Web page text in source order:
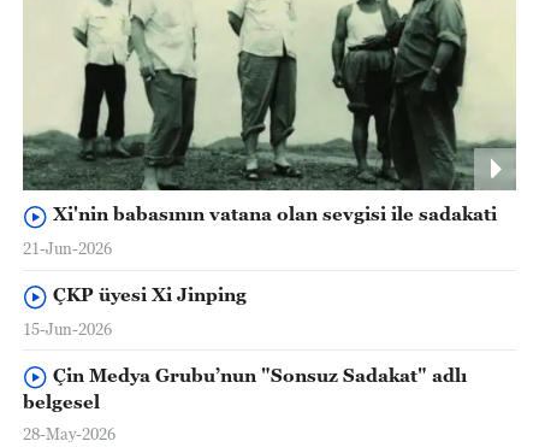
Xi'nin babasının vatana olan sevgisi ile sadakati
21-Jun-2026
ÇKP üyesi Xi Jinping
15-Jun-2026
Çin Medya Grubu’nun "Sonsuz Sadakat" adlı
belgesel
28-May-2026